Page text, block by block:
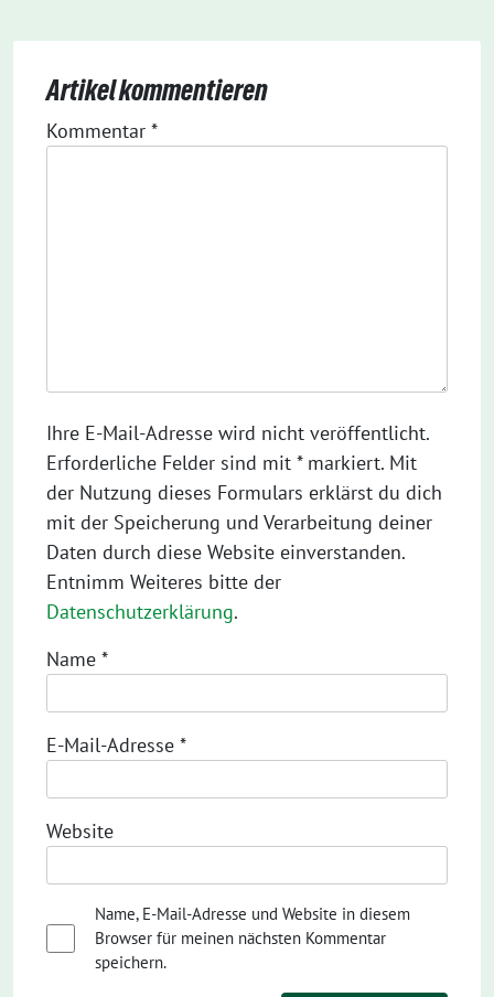
Artikel kommentieren
Kommentar *
Ihre E-Mail-Adresse wird nicht veröffentlicht.
Erforderliche Felder sind mit * markiert. Mit
der Nutzung dieses Formulars erklärst du dich
mit der Speicherung und Verarbeitung deiner
Daten durch diese Website einverstanden.
Entnimm Weiteres bitte der
Datenschutzerklärung.
Name *
E-Mail-Adresse *
Website
Name, E-Mail-Adresse und Website in diesem
Browser für meinen nächsten Kommentar
speichern.